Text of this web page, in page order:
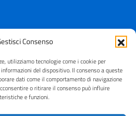
Consenso
utilizziamo tecnologie come i cookie per
del dispositivo. Il consenso a queste
dati come il comportamento di navigazione
o ritirare il consenso può influire
e funzioni.